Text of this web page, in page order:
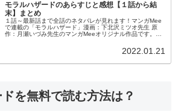
モラルハザードのあらすじと感想【１話から結
末】まとめ
１話～最新話まで全話のネタバレが見れます！マンガMee
で連載の「モラルハザード」漫画：下北沢ミツオ先生 原
作：月瀬いづみ先生のマンガMeeオリジナル作品です。お
2022.01.21
を無料で読む方法は？